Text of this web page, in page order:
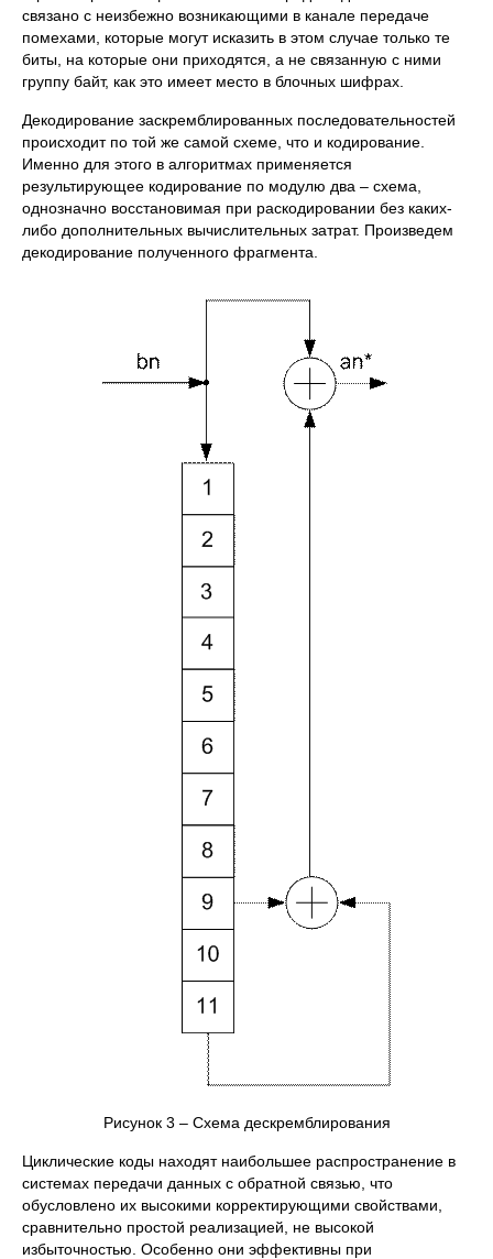
связано с неизбежно возникающими в канале передаче
помехами, которые могут исказить в этом случае только те
биты, на которые они приходятся, а не связанную с ними
группу байт, как это имеет место в блочных шифрах.
Декодирование заскремблированных последовательностей
происходит по той же самой схеме, что и кодирование.
Именно для этого в алгоритмах применяется
результирующее кодирование по модулю два – схема,
однозначно восстановимая при раскодировании без каких-
либо дополнительных вычислительных затрат. Произведем
декодирование полученного фрагмента.
Рисунок 3 – Схема дескремблирования
Циклические коды находят наибольшее распространение в
системах передачи данных с обратной связью, что
обусловлено их высокими корректирующими свойствами,
сравнительно простой реализацией, не высокой
избыточностью. Особенно они эффективны при